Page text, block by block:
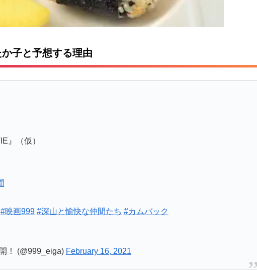
子と予想する理由
』（仮）
#映画999 #深山と愉快な仲間たち #カムバック
！ (@999_eiga) February 16, 2021